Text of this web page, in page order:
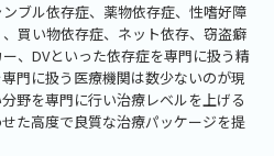
ブル依存症、薬物依存症、性嗜好障
買い物依存症、ネット依存、窃盗癖
、DVといった依存症を専門に扱う精
門に扱う医療機関は数少ないのが現
野を専門に行い治療レベルを上げる
た高度で良質な治療パッケージを提